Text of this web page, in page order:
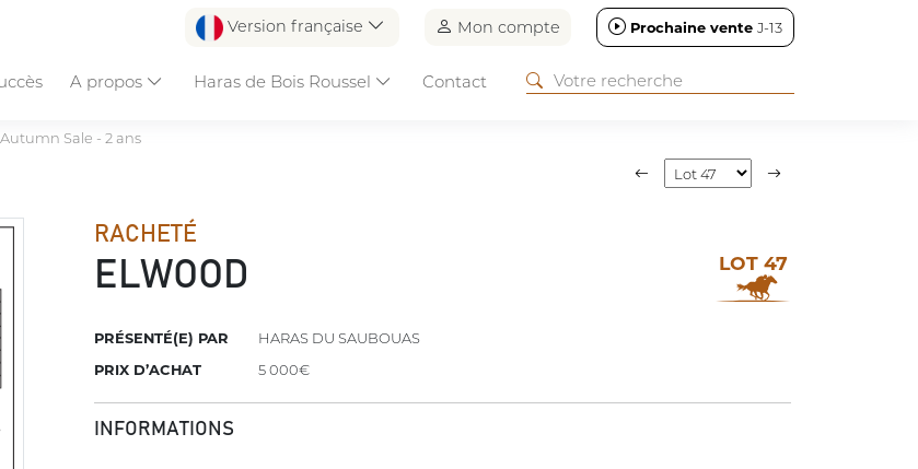
Version française Mon compte Prochaine vente J-13
A propos Haras de Bois Roussel Contact
Sale - 2 ans
RACHETÉ
ELWOOD LOT 47
PRÉSENTÉ(E) PAR
HARAS DU SAUBOUAS
PRIX D’ACHAT
5 000€
INFORMATIONS